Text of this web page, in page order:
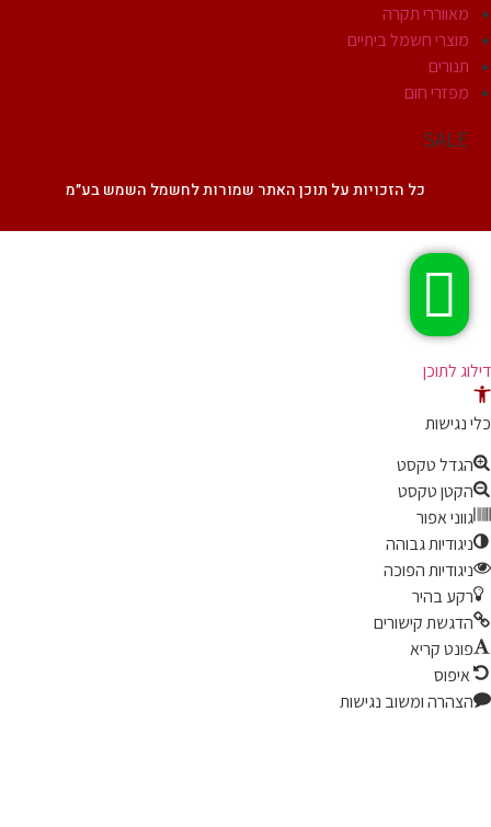
מאווררי תקרה
מוצרי חשמל ביתיים
תנורים
מפזרי חום
SALE
כל הזכויות על תוכן האתר שמורות לחשמל השמש בע״מ
לתוכן
טקסט
טקסט
אפור
גבוהה
הפוכה
בהיר
קישורים
קריא
איפוס
ומשוב נגישות